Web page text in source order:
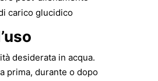
carico glucidico
desiderata in acqua.
prima, durante o dopo